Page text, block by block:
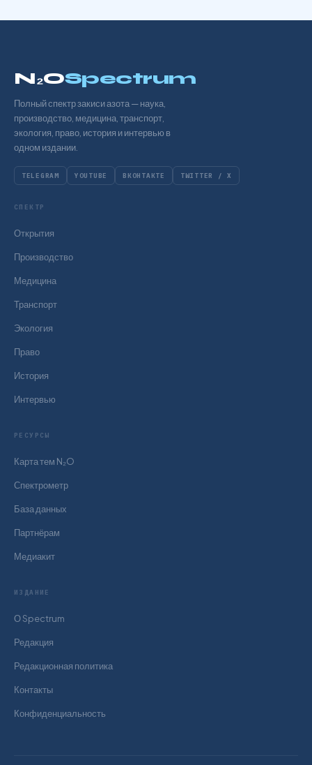
N₂OSpectrum
Полный спектр закиси азота — наука,
производство, медицина, транспорт,
экология, право, история и интервью в
одном издании.
TELEGRAM YOUTUBE ВКОНТАКТЕ TWITTER / X
СПЕКТР
Открытия
Производство
Медицина
Транспорт
Экология
Право
История
Интервью
РЕСУРСЫ
Карта тем N₂O
Спектрометр
База данных
Партнёрам
Медиакит
ИЗДАНИЕ
О Spectrum
Редакция
Редакционная политика
Контакты
Конфиденциальность